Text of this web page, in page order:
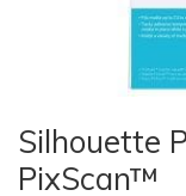
Silhouette
PixScan™